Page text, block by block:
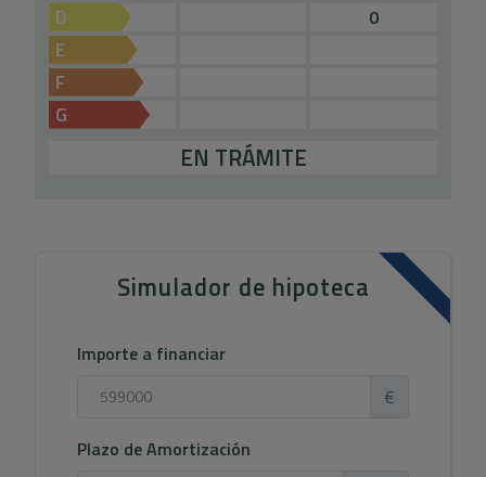
D
0
E
F
G
EN TRÁMITE
Simulador de hipoteca
Importe a financiar
€
Plazo de Amortización